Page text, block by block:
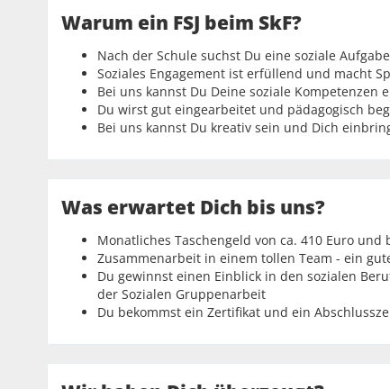
Warum ein FSJ beim SkF?
Nach der Schule suchst Du eine soziale
Soziales Engagement ist erfüllend und macht
Bei uns kannst Du Deine soziale Kompetenzen
Du wirst gut eingearbeitet und pädagogisch
Bei uns kannst Du kreativ sein und Dich
Was erwartet Dich bis uns?
Monatliches Taschengeld von ca. 410 Euro und
Zusammenarbeit in einem tollen Team - ein
Du gewinnst einen Einblick in den sozialen
der Sozialen Gruppenarbeit
Du bekommst ein Zertifikat und ein